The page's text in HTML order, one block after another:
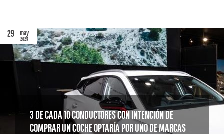
29 may
2025
3 DE CADA 10 CONDUCTORES CON INTENCIÓN DE
COMPRAR UN COCHE OPTARÍA POR UNO DE MARCAS